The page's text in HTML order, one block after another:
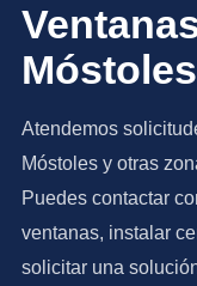
Atendemos
Móstoles y otras
Puedes contactar
ventanas, instalar
solicitar una